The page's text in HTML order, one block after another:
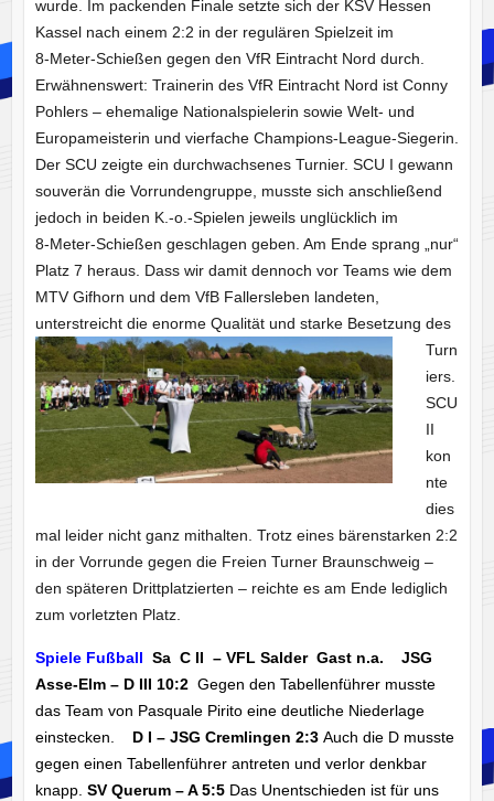
wurde. Im packenden Finale setzte sich der KSV Hessen
Kassel nach einem 2:2 in der regulären Spielzeit im
8‑Meter‑Schießen gegen den VfR Eintracht Nord durch.
Erwähnenswert: Trainerin des VfR Eintracht Nord ist Conny
Pohlers – ehemalige Nationalspielerin sowie Welt‑ und
Europameisterin und vierfache Champions‑League‑Siegerin.
Der SCU zeigte ein durchwachsenes Turnier. SCU I gewann
souverän die Vorrundengruppe, musste sich anschließend
jedoch in beiden K.-o.-Spielen jeweils unglücklich im
8‑Meter‑Schießen geschlagen geben. Am Ende sprang „nur“
Platz 7 heraus. Dass wir damit dennoch vor Teams wie dem
MTV Gifhorn und dem VfB Fallersleben landeten,
unterstreicht die enorme Qualität und starke Besetzung des
Turn
iers.
SCU
II
kon
nte
dies
mal leider nicht ganz mithalten. Trotz eines bärenstarken 2:2
in der Vorrunde gegen die Freien Turner Braunschweig –
den späteren Drittplatzierten – reichte es am Ende lediglich
zum vorletzten Platz.
Spiele Fußball Sa C II – VFL Salder Gast n.a. JSG
Asse-Elm – D III 10:2 Gegen den Tabellenführer musste
das Team von Pasquale Pirito eine deutliche Niederlage
einstecken. D I – JSG Cremlingen 2:3 Auch die D musste
gegen einen Tabellenführer antreten und verlor denkbar
knapp. SV Querum – A 5:5 Das Unentschieden ist für uns